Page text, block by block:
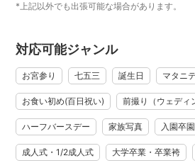
※撮影許可を取らずに撮影を行った場
願いいたします。
せ。
＜撮影場所の撮影許可の取り方が分か
②〖質問する〗ボタンを押下していた
時・撮影内容・備考などご依頼内容を
*上記以外でも出張可能な場合があります。
対応可能ジャンル
お宮参り 七五三 誕生日 マタニ
お食い初め(百日祝い) 前撮り（ウェディ
ハーフバースデー 家族写真 入園卒
成人式・1/2成人式 大学卒業・卒業袴